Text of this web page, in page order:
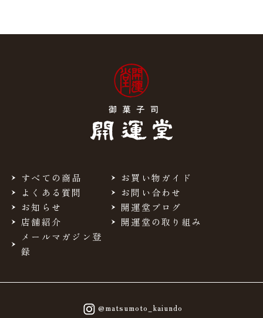
すべての商品
お買い物ガイド
よくある質問
お問い合わせ
お知らせ
開運堂ブログ
店舗紹介
開運堂の取り組み
メールマガジン登
録
@matsumoto_kaiundo